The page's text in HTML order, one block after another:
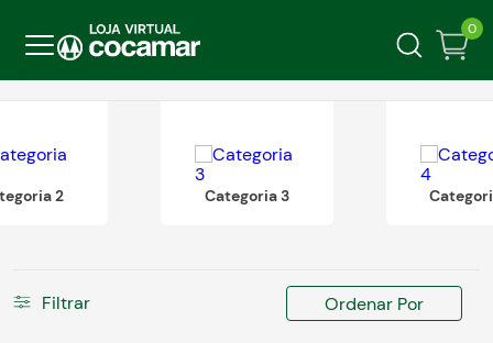
0
2 Categoria 3
Filtrar Ordenar Por